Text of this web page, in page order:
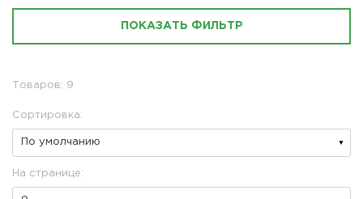
ПОКАЗАТЬ ФИЛЬТР
Товаров: 9
Сортировка:
На странице: